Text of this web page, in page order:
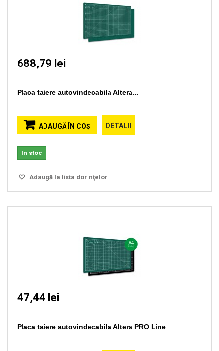
688,79 lei
Placa taiere autovindecabila Altera...
ADAUGĂ ÎN COŞ DETALII
In stoc
Adaugă la lista dorinţelor
47,44 lei
Placa taiere autovindecabila Altera PRO Line